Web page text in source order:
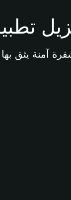
بها 40 مليون مستخدم